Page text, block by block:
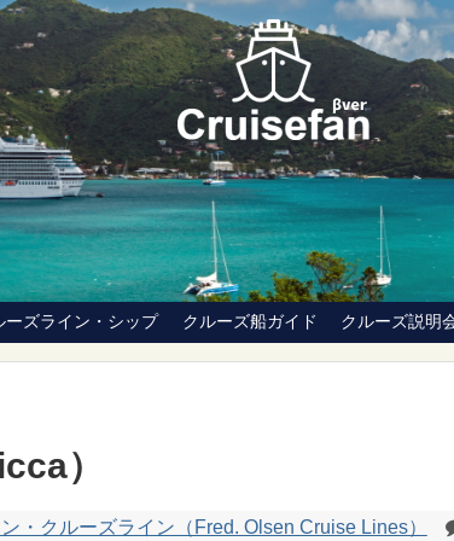
ーズライン・シップ クルーズ船ガイド クルーズ説明
）
・クルーズライン（Fred. Olsen Cruise Lines）